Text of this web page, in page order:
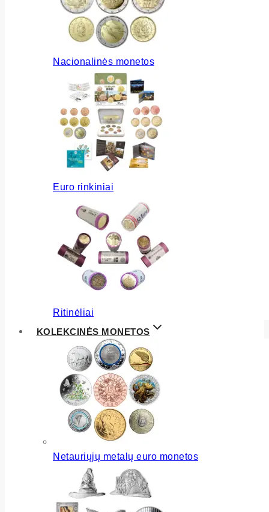
Nacionalinės monetos
Euro rinkiniai
Ritinėliai
KOLEKCINĖS MONETOS
Netauriųjų metalų euro monetos